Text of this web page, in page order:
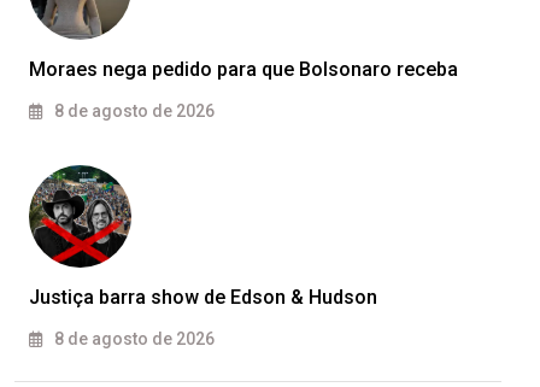
Moraes nega pedido para que Bolsonaro receba
8 de agosto de 2026
Justiça barra show de Edson & Hudson
8 de agosto de 2026